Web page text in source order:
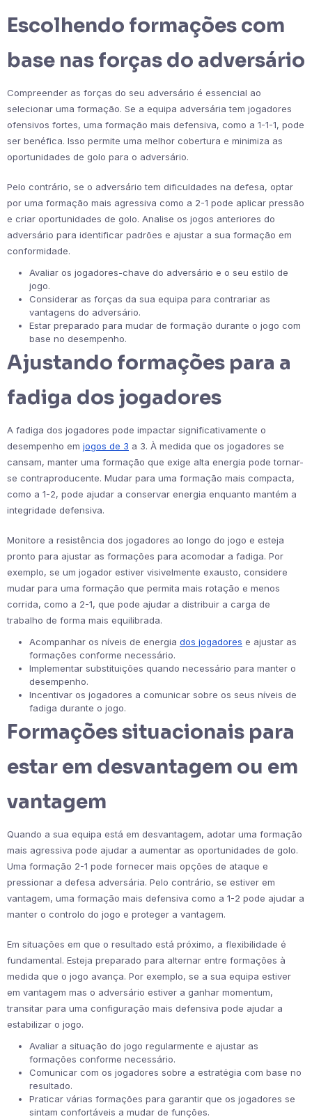
Escolhendo formações com
base nas forças do adversário
Compreender as forças do seu adversário é essencial ao
selecionar uma formação. Se a equipa adversária tem jogadores
ofensivos fortes, uma formação mais defensiva, como a 1-1-1, pode
ser benéfica. Isso permite uma melhor cobertura e minimiza as
oportunidades de golo para o adversário.
Pelo contrário, se o adversário tem dificuldades na defesa, optar
por uma formação mais agressiva como a 2-1 pode aplicar pressão
e criar oportunidades de golo. Analise os jogos anteriores do
adversário para identificar padrões e ajustar a sua formação em
conformidade.
Avaliar os jogadores-chave do adversário e o seu estilo de
jogo.
Considerar as forças da sua equipa para contrariar as
vantagens do adversário.
Estar preparado para mudar de formação durante o jogo com
base no desempenho.
Ajustando formações para a
fadiga dos jogadores
A fadiga dos jogadores pode impactar significativamente o
desempenho em jogos de 3 a 3. À medida que os jogadores se
cansam, manter uma formação que exige alta energia pode tornar-
se contraproducente. Mudar para uma formação mais compacta,
como a 1-2, pode ajudar a conservar energia enquanto mantém a
integridade defensiva.
Monitore a resistência dos jogadores ao longo do jogo e esteja
pronto para ajustar as formações para acomodar a fadiga. Por
exemplo, se um jogador estiver visivelmente exausto, considere
mudar para uma formação que permita mais rotação e menos
corrida, como a 2-1, que pode ajudar a distribuir a carga de
trabalho de forma mais equilibrada.
Acompanhar os níveis de energia dos jogadores e ajustar as
formações conforme necessário.
Implementar substituições quando necessário para manter o
desempenho.
Incentivar os jogadores a comunicar sobre os seus níveis de
fadiga durante o jogo.
Formações situacionais para
estar em desvantagem ou em
vantagem
Quando a sua equipa está em desvantagem, adotar uma formação
mais agressiva pode ajudar a aumentar as oportunidades de golo.
Uma formação 2-1 pode fornecer mais opções de ataque e
pressionar a defesa adversária. Pelo contrário, se estiver em
vantagem, uma formação mais defensiva como a 1-2 pode ajudar a
manter o controlo do jogo e proteger a vantagem.
Em situações em que o resultado está próximo, a flexibilidade é
fundamental. Esteja preparado para alternar entre formações à
medida que o jogo avança. Por exemplo, se a sua equipa estiver
em vantagem mas o adversário estiver a ganhar momentum,
transitar para uma configuração mais defensiva pode ajudar a
estabilizar o jogo.
Avaliar a situação do jogo regularmente e ajustar as
formações conforme necessário.
Comunicar com os jogadores sobre a estratégia com base no
resultado.
Praticar várias formações para garantir que os jogadores se
sintam confortáveis a mudar de funções.